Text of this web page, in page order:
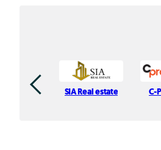
SIA Real estate C-